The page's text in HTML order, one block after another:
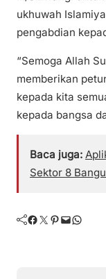
ukhuwah
pengabdian
“Semoga Allah
memberikan
kepada kita
kepada bangsa
Baca juga:
Sektor 8
Facebook Twitter Pinterest Mail WhatsApp